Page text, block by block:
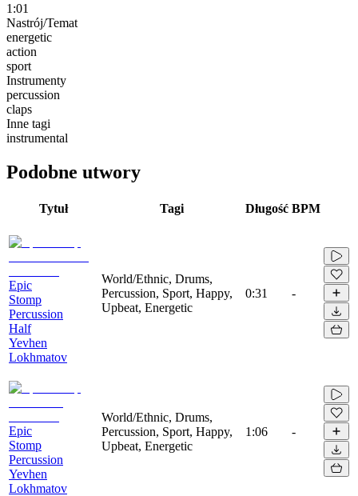
1:01
Nastrój/Temat
energetic
action
sport
Instrumenty
percussion
claps
Inne tagi
instrumental
Podobne utwory
Tytuł Tagi Długość BPM
Epic
Stomp
Percussion
Half
Yevhen
Lokhmatov
World/Ethnic, Drums,
Percussion, Sport, Happy,
Upbeat, Energetic
0:31 -
Epic
Stomp
Percussion
Yevhen
Lokhmatov
World/Ethnic, Drums,
Percussion, Sport, Happy,
Upbeat, Energetic
1:06 -